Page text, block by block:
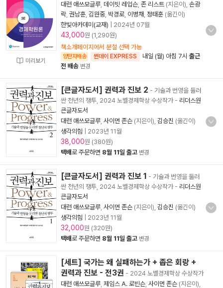
미리보기
대런 애쓰모글루 데이빗 레입슨 존 리스트 (지은이), 손광
락 권남훈 김원중 박경로 이병채 정태훈 (옮긴이)
한빛아카데미(교재)
2024년 07월
43,000원 (1,290원)
책소개페이지에서 분철 선택 가능
양탄자배송 썬데이 EXPRESS 내일 (월) 아침 7시 출근
전 배송 변경
[큰글자도서] 권력과 진보 2 - 기술과 번영을 둘러
싼 천년의 쟁투, 2024 노벨경제학상 수상작가- 리더스원
큰글자도서
대런 애쓰모글루 사이먼 존슨 (지은이), 김승진 (옮긴이)
생각의힘
2023년 11월
38,000원 (380원)
택배로 주문하면 8월 11일 출고 변경
[큰글자도서] 권력과 진보 1 - 기술과 번영을 둘러
싼 천년의 쟁투, 2024 노벨경제학상 수상작가- 리더스원
큰글자도서
대런 애쓰모글루 사이먼 존슨 (지은이), 김승진 (옮긴이)
생각의힘
2023년 11월
32,000원 (320원)
택배로 주문하면 8월 11일 출고 변경
[세트] 국가는 왜 실패하는가 + 좁은 회랑 +
권력과 진보 - 전3권 - 2024 노벨경제학상 수상작가
대런 애쓰모글루 제임스 A. 로빈슨 사이먼 존슨 (지은이),